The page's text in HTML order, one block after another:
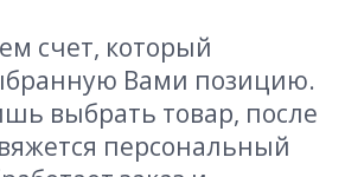
счет, который
Вами позицию.
выбрать товар, после
персональный